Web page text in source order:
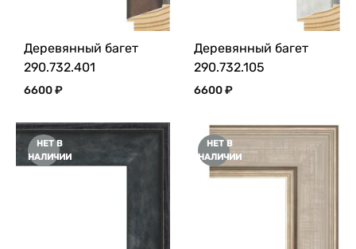
Деревянный багет
290.732.401
6600₽
Деревянный багет
290.732.105
6600₽
НЕТ В
НАЛИЧИИ
НЕТ В
НАЛИЧИИ